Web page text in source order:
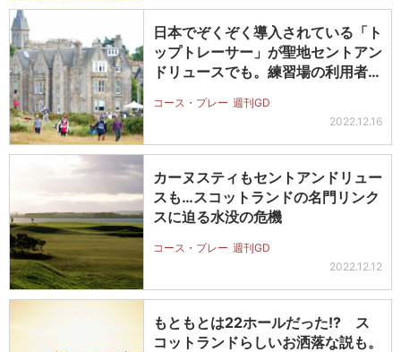
日本でぞくぞく導入されている「ト
ップトレーサー」が聖地セントアン
ドリュースでも。練習場の利用者増
コース・プレー 週刊GD
2022.12.16
カーヌスティもセントアンドリュー
スも…スコットランドの名門リンク
スに迫る水没の危機
コース・プレー 週刊GD
2022.12.12
もともとは22ホールだった!? ス
コットランドらしいお洒落な説も。